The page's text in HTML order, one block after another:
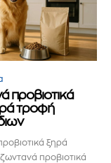
προβιοτικά
τροφή
ξηρά
προβιοτικά